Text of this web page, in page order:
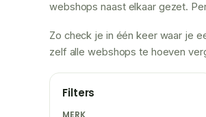
webshops naast elkaar gezet.
Zo check je in één keer waar je
zelf alle webshops te hoeven
Filters
MERK